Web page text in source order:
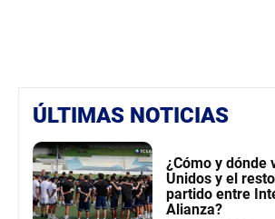
ÚLTIMAS NOTICIAS
¿Cómo y dónde
Unidos y el
partido entre
Alianza?